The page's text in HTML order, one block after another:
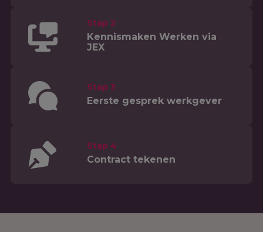
Stap 2
Kennismaken Werken via
JEX
Stap 3
Eerste gesprek werkgever
Stap 4
Contract tekenen